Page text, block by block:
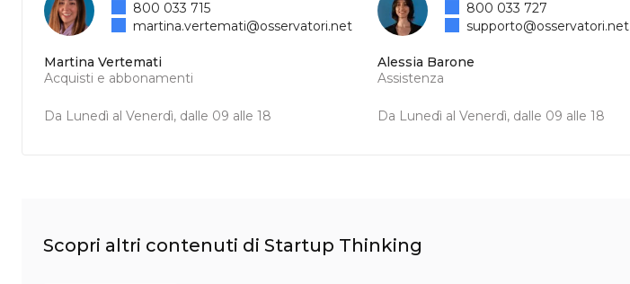
Martina Vertemati
Acquisti e abbonamenti
Da Lunedì al Venerdì, dalle 09 alle 18
800 033 715
martina.vertemati@osservatori.net
Alessia Barone
Assistenza
Da Lunedì al Venerdì, dalle 09 alle 18
800 033 727
supporto@osservatori.net
Scopri altri contenuti di Startup Thinking